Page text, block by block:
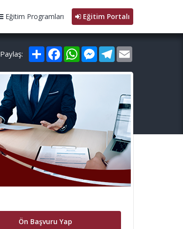
Eğitim Programları Eğitim Portalı
Paylaş: PaylaşFacebookWhatsAppMessenger
Telegram
Ön Başvuru Yap